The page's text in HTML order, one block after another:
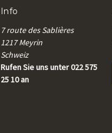
Info
7 route des Sablières
1217 Meyrin
Schweiz
Rufen Sie uns unter 022 575
25 10 an